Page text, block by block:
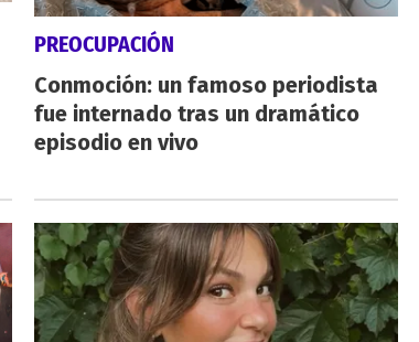
PREOCUPACIÓN
Conmoción: un famoso periodista
fue internado tras un dramático
episodio en vivo